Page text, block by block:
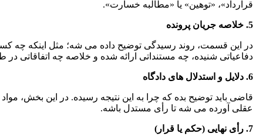
قرارداد»، «توهین» یا «مطالبه خسارت».
5. خلاصه جریان پرونده
در این قسمت، روند رسیدگی توضیح داده می شه؛ مثل اینکه چه
دفاعیاتی شنیده، چه مستنداتی ارائه شده و خلاصه چه اتفاقاتی در
6. دلایل و استدلال های دادگاه
قاضی باید توضیح بده که چرا به این نتیجه رسیده. در این بخش، مواد
عقلی آورده می شه تا رأی مستدل باشه.
7. رأی نهایی (حکم یا قرار)